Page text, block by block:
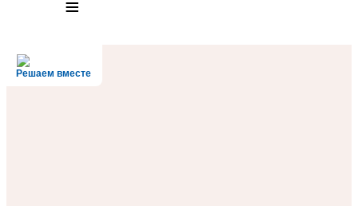
≡
Решаем вместе